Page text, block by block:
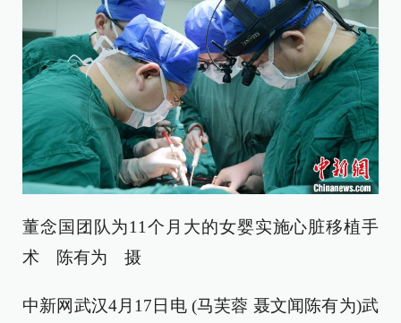
董念国团队为11个月大的女婴实施心脏移植手
术 陈有为 摄
中新网武汉4月17日电 (马芙蓉 聂文闻陈有为)武